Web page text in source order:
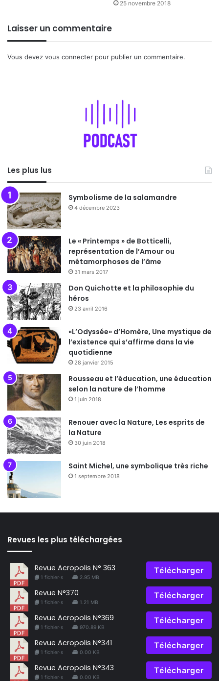
25 novembre 2018
Laisser un commentaire
Vous devez vous connecter pour publier un commentaire.
Les plus lus
Symbolisme de la salamandre
4 décembre 2023
Le « Printemps » de Botticelli,
représentation de l’Amour ou
métamorphoses de l’âme
31 mars 2017
Don Quichotte et la philosophie du
héros
23 avril 2016
«L’Odyssée» d’Homère, Une mystique de
l’existence qui s’affirme dans la vie
quotidienne
28 janvier 2015
Rousseau et l’éducation, une éducation
selon la nature de l’homme
1 juin 2018
Renouer avec la Nature, Les esprits de
la Nature
30 juin 2018
Saint Michel, une symbolique très riche
1 septembre 2018
Revues les plus téléchargées
Revue Acropolis N° 363
1 fichier·s 2.95 MB
Télécharger
Revue N°370
1 fichier·s 1.21 MB
Télécharger
Revue Acropolis N°369
1 fichier·s 970.89 KB
Télécharger
Revue Acropolis N°341
1 fichier·s 0.00 KB
Télécharger
Revue Acropolis N°343
1 fichier·s 0.00 KB
Télécharger